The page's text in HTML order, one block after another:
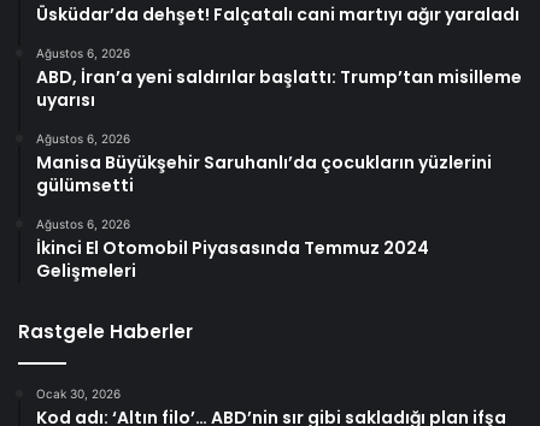
Üsküdar’da dehşet! Falçatalı cani martıyı ağır yaraladı
Ağustos 6, 2026
ABD, İran’a yeni saldırılar başlattı: Trump’tan misilleme
uyarısı
Ağustos 6, 2026
Manisa Büyükşehir Saruhanlı’da çocukların yüzlerini
gülümsetti
Ağustos 6, 2026
İkinci El Otomobil Piyasasında Temmuz 2024
Gelişmeleri
Rastgele Haberler
Ocak 30, 2026
Kod adı: ‘Altın filo’… ABD’nin sır gibi sakladığı plan ifşa